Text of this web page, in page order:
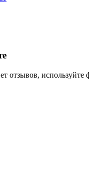
отзывов,